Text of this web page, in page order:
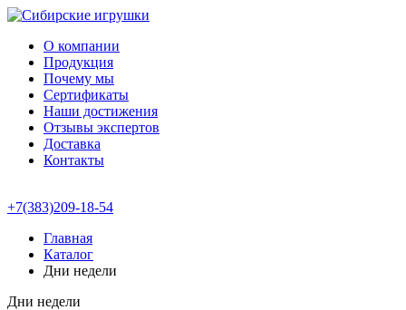
О компании
Продукция
Почему мы
Сертификаты
Наши достижения
Отзывы экспертов
Доставка
Контакты
+7(383)209-18-54
Главная
Каталог
Дни недели
Дни недели